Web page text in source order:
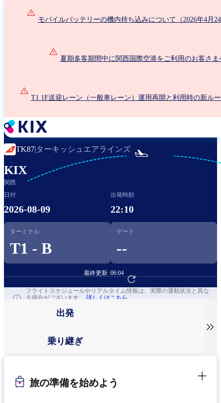
モバイルバッテリーの機内持ち込みについて（2026年4月
夏期多客期間中に関西国際空港をご利用のお客さま
T1 1F送迎レーン（一般車レーン）運用再開と利用時の新ル
TK87|ターキッシュエアラインズ
KIX
関西

日付
2026-08-09
出発時刻
22:10
ターミナル
T1 - B
ゲート
--
最終更新 :06:04
フライト予約へ
フライトスケジュールやリアルタイム情報は、実際の運航状況と異な
る場合がございます。 詳しくはこちら
出発
乗り継ぎ

旅の準備を始めよう